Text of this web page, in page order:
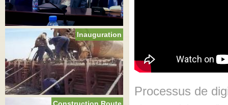
Inauguration
Processus de